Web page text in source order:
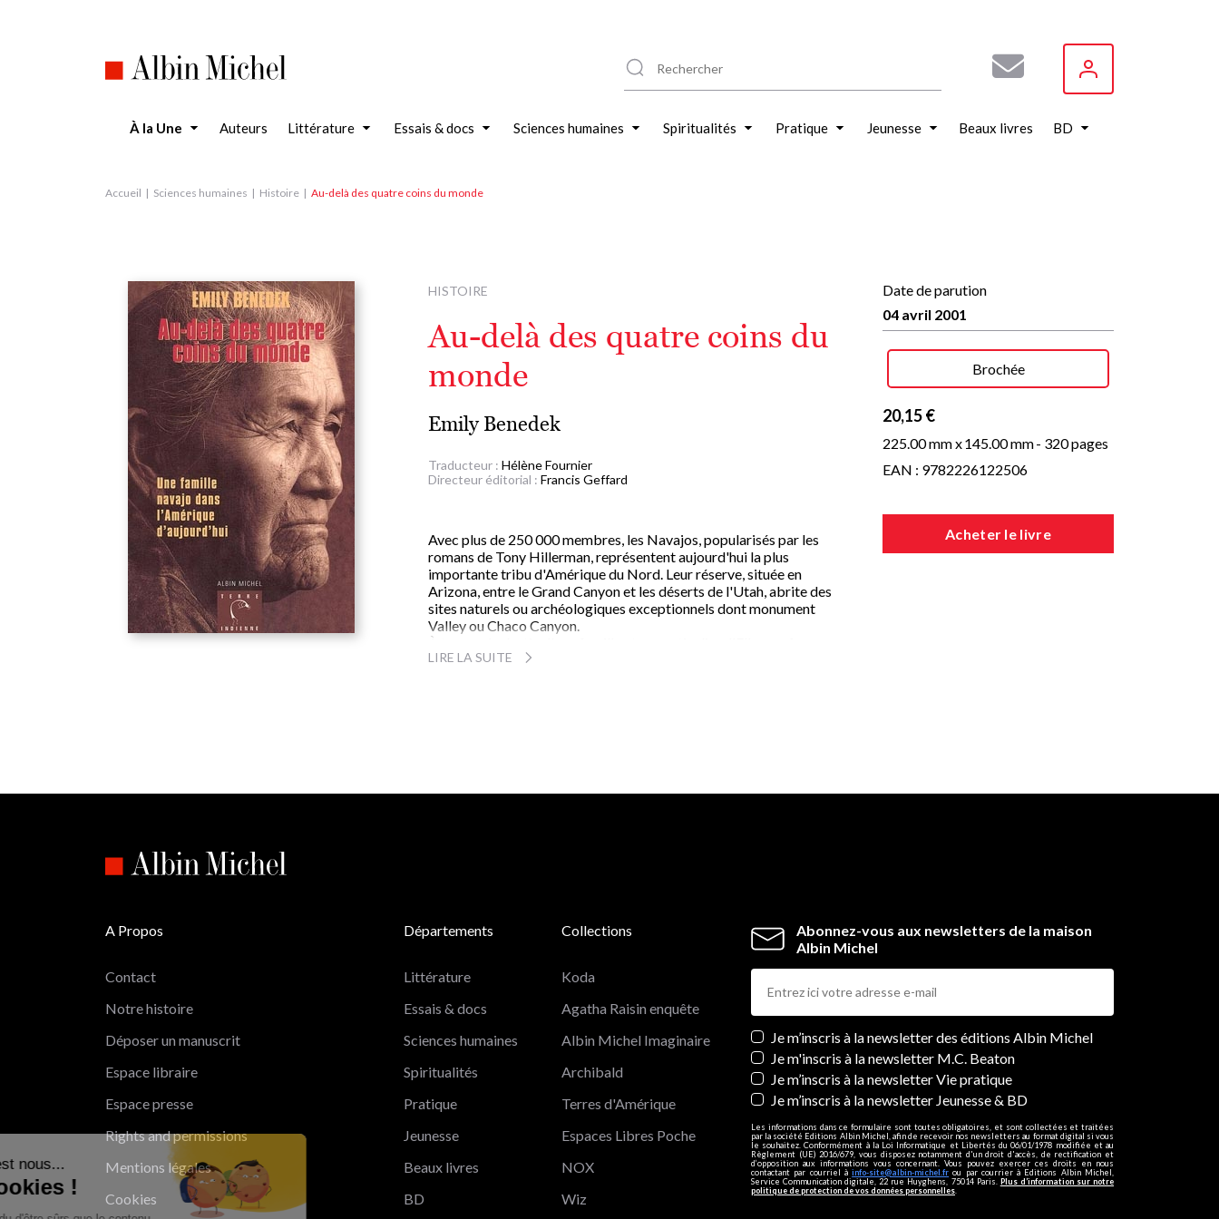
Salut c'est nous...
les Cookies !
À la Une Auteurs Littérature Essais & docs Sciences humaines Spiritualités Pratique Jeunesse Beaux livres BD
Accueil Sciences humaines Histoire Au-delà des quatre coins du monde
HISTOIRE
Au-delà des quatre coins du
monde
Emily Benedek
Traducteur : Hélène Fournier
Directeur éditorial : Francis Geffard
Avec plus de 250 000 membres, les Navajos, popularisés par les
romans de Tony Hillerman, représentent aujourd'hui la plus
importante tribu d'Amérique du Nord. Leur réserve, située en
Arizona, entre le Grand Canyon et les déserts de l'Utah, abrite des
sites naturels ou archéologiques exceptionnels dont monument
Valley ou Chaco Canyon.
À travers le destin d'une famille et en particulier d'Ella, une femme
navajo, Emily Benedek esquisse les contours d'une culture vivante
deux visions de l'univers et de la vie radicalement opposées.
LIRE LA SUITE
Date de parution
04 avril 2001
Brochée
20,15 €
225.00 mm x145.00 mm- 320 pages
EAN : 9782226122506
Acheter le livre
Abonnez-vous aux newsletters de la maison
Albin Michel
Newsletters
Je m’inscris à la newsletter des éditions Albin Michel
Je m'inscris à la newsletter M.C. Beaton
Je m’inscris à la newsletter Vie pratique
Je m’inscris à la newsletter Jeunesse & BD
Les informations dans ce formulaire sont toutes obligatoires, et sont collectées et traitées
par la société Editions Albin Michel, afin de recevoir nos newsletters au format digital si vous
le souhaitez. Conformément à la Loi Informatique et Libertés du 06/01/1978 modifiée et au
Règlement (UE) 2016/679, vous disposez notamment d'un droit d'accès, de rectification et
d’opposition aux informations vous concernant. Vous pouvez exercer ces droits en nous
contactant par courriel àinfo-site@albin-michel.fr ou par courrier à Editions Albin Michel,
Service Communication digitale, 22 rue Huyghens, 75014 Paris. Plus d’information sur notre
politique de protection de vos données personnelles
A Propos
Contact
Notre histoire
Déposer un manuscrit
Espace libraire
Espace presse
Rights and permissions
Mentions légales
Cookies
Départements
Littérature
Essais & docs
Sciences humaines
Spiritualités
Pratique
Jeunesse
Beaux livres
BD
Collections
Koda
Agatha Raisin enquête
Albin Michel Imaginaire
Archibald
Terres d'Amérique
Espaces Libres Poche
NOX
Wiz